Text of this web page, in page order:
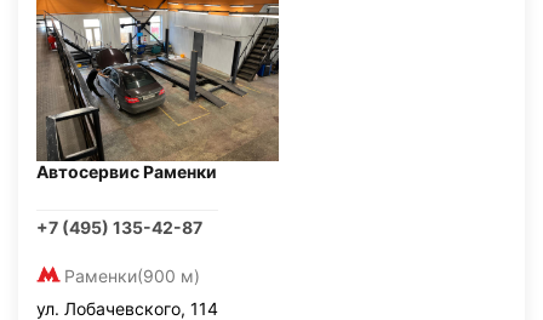
Автосервис Раменки
+7 (495) 135-42-87
Раменки(900 м)
ул. Лобачевского, 114